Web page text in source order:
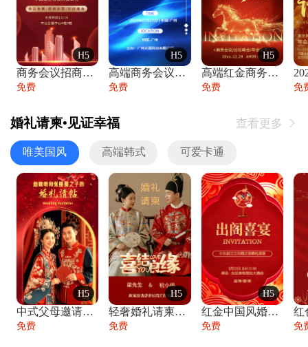
H5
商务会议招商展会科技峰会邀请函年会邀请
免费
H5
高端商务会议招商加盟展会峰会论坛邀请函
免费
H5
高端红金商务会议年会年终盛典答谢邀请函
免费 免
婚礼请柬•见证幸福 查看更多 
唯美国风 高端韩式 可爱卡通
H5
中式父母邀请函婚礼结婚请柬请贴父母邀请方
免费
H5
轻奢婚礼请柬婚礼邀请函结婚照请帖
免费
H5
红金中国风婚礼请柬出阁喜宴嫁女请帖出阁宴
免费 免